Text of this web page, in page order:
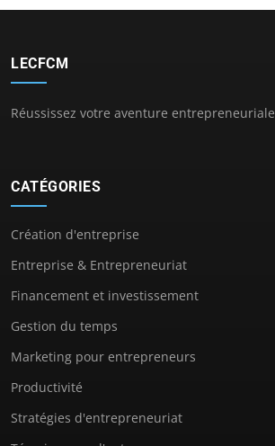
LECFCM
Réussissez votre aventure entrepreneuriale
CATÉGORIES
Création d'entreprise
Entreprise & Entrepreneuriat
Financement et investissement
Gestion du temps
Marketing pour entrepreneurs
Productivité
Stratégies d'entrepreneuriat